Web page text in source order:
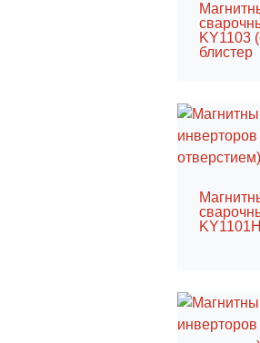
KY1103
блистер